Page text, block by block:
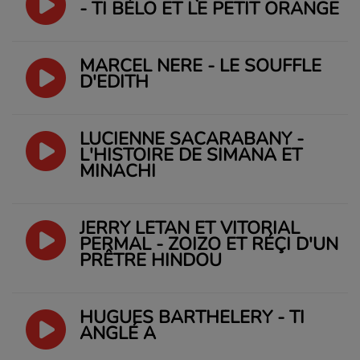
- TI BÉLO ET LE PETIT ORANGE
MARCEL NERE - LE SOUFFLE
D'EDITH
LUCIENNE SACARABANY -
L'HISTOIRE DE SIMANA ET
MINACHI
JERRY LÉTAN ET VITORIAL
PERMAL - ZOIZO ET RÉÇI D'UN
PRÊTRE HINDOU
HUGUES BARTHÉLERY - TI
ANGLÉ A